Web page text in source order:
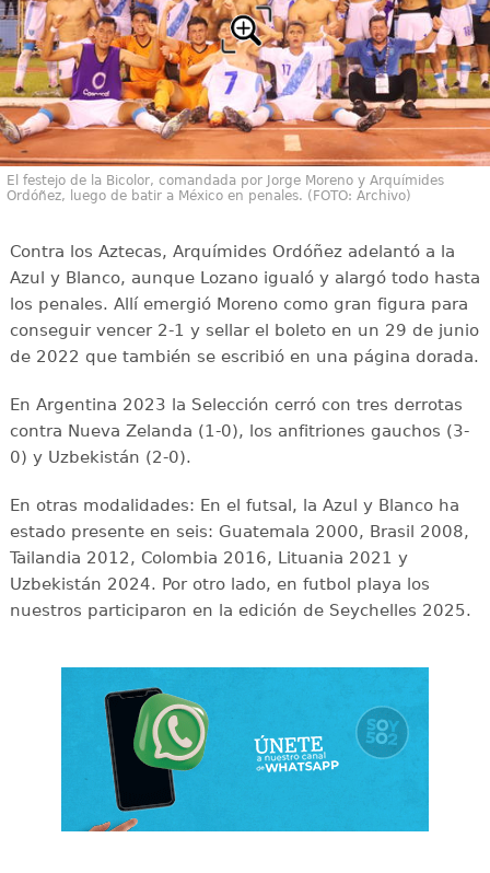
El festejo de la Bicolor, comandada por Jorge Moreno y Arquímides
Ordóñez, luego de batir a México en penales. (FOTO: Archivo)
Contra los Aztecas, Arquímides Ordóñez adelantó a la
Azul y Blanco, aunque Lozano igualó y alargó todo hasta
los penales. Allí emergió Moreno como gran figura para
conseguir vencer 2-1 y sellar el boleto en un 29 de junio
de 2022 que también se escribió en una página dorada.
En Argentina 2023 la Selección cerró con tres derrotas
contra Nueva Zelanda (1-0), los anfitriones gauchos (3-
0) y Uzbekistán (2-0).
En otras modalidades: En el futsal, la Azul y Blanco ha
estado presente en seis: Guatemala 2000, Brasil 2008,
Tailandia 2012, Colombia 2016, Lituania 2021 y
Uzbekistán 2024. Por otro lado, en futbol playa los
nuestros participaron en la edición de Seychelles 2025.